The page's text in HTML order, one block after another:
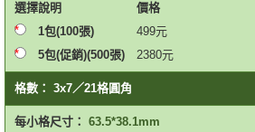
選擇說明
價格
1包(100張)
499元
5包(促銷)(500張) 2380元
格數： 3x7／21格圓角
每小格尺寸： 63.5*38.1mm